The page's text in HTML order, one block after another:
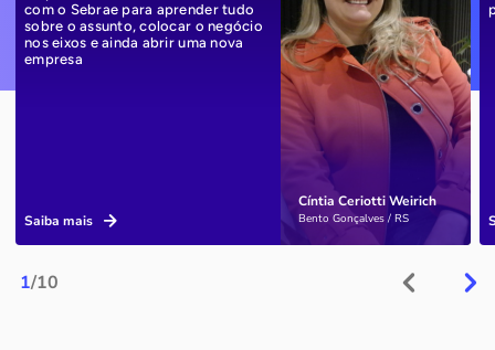
1/10
Cíntia Ceriotti Weirich
Bento Gonçalves / RS
com o Sebrae para aprender tudo
sobre o assunto, colocar o negócio
nos eixos e ainda abrir uma nova
empresa
Saiba mais